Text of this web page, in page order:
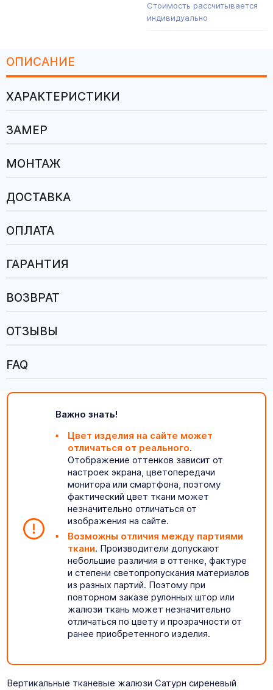
Стоимость рассчитывается
индивидуально
ОПИСАНИЕ
ХАРАКТЕРИСТИКИ
ЗАМЕР
МОНТАЖ
ДОСТАВКА
ОПЛАТА
ГАРАНТИЯ
ВОЗВРАТ
ОТЗЫВЫ
FAQ
Важно знать!
Цвет изделия на сайте может
отличаться от реального.
Отображение оттенков зависит от
настроек экрана, цветопередачи
монитора или смартфона, поэтому
фактический цвет ткани может
незначительно отличаться от
изображения на сайте.
Возможны отличия между партиями
ткани. Производители допускают
небольшие различия в оттенке, фактуре
и степени светопропускания материалов
из разных партий. Поэтому при
повторном заказе рулонных штор или
жалюзи ткань может незначительно
отличаться по цвету и прозрачности от
ранее приобретенного изделия.
Вертикальные тканевые жалюзи Сатурн сиреневый